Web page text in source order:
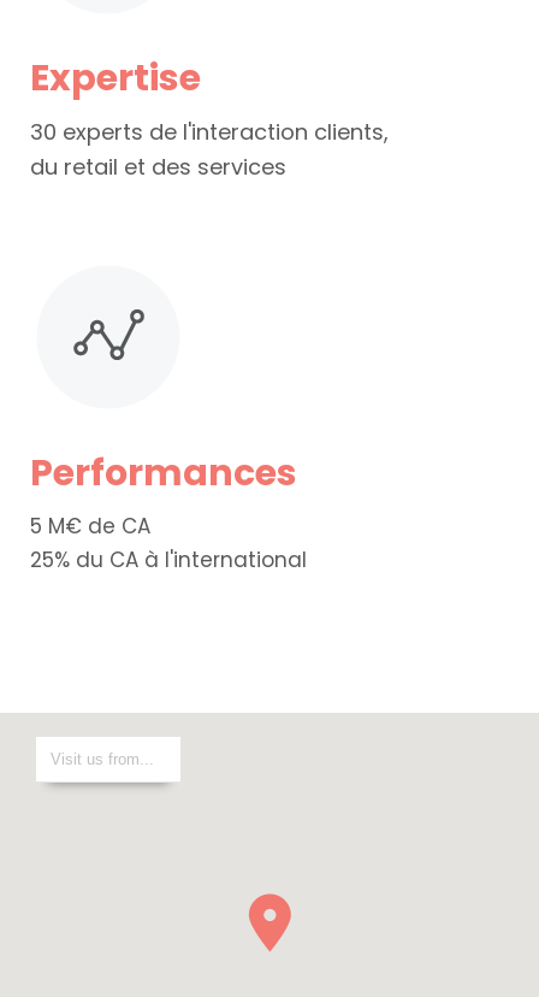
Expertise
30 experts de l'interaction clients,
du retail et des services
Performances
5 M€ de CA
25% du CA à l'international